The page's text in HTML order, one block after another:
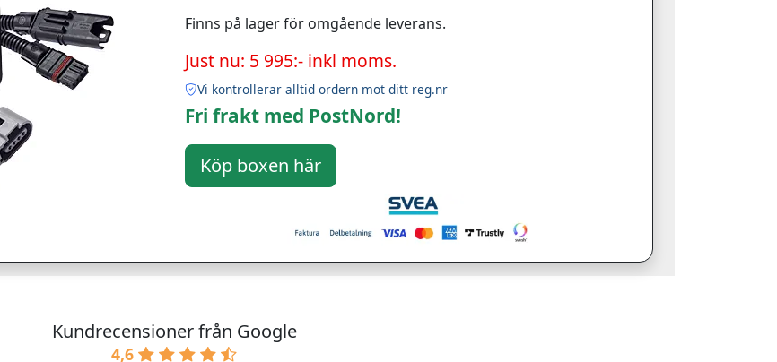
Finns på lager för omgående leverans.
Just nu: 5 995:- inkl moms.
Vi kontrollerar alltid ordern mot ditt reg.nr
Fri frakt med PostNord!
Kundrecensioner från Google
4,6